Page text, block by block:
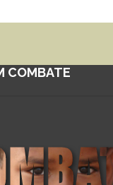
COMBATE